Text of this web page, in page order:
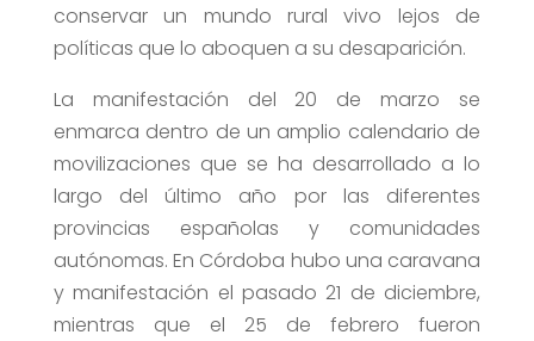
conservar un mundo rural vivo lejos de
políticas que lo aboquen a su desaparición.
La manifestación del 20 de marzo se
enmarca dentro de un amplio calendario de
movilizaciones que se ha desarrollado a lo
largo del último año por las diferentes
provincias españolas y comunidades
autónomas. En Córdoba hubo una caravana
y manifestación el pasado 21 de diciembre,
mientras que el 25 de febrero fueron